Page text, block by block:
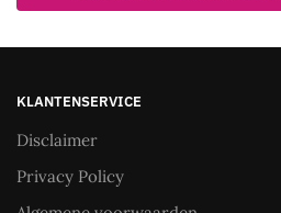
KLANTENSERVICE
Disclaimer
Privacy Policy